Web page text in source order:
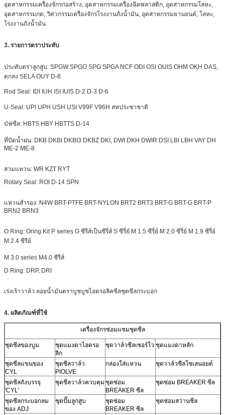
อุตสาหกรรมเครื่องจักรก่อสร้าง, อุตสาหกรรมเครื่องฉีดพลาสติก, อุตสาหกรรมโลหะ,
อุตสาหกรรมกด, วิศวกรรมเครื่องจักรโรงงานถังน้ำมัน, อุตสาหกรรมยานยนต์, โลหะ,
โรงงานถังน้ำมัน
3. รายการตราประทับ
ประทับตราลูกสูบ: SPGW SPGO SPG SPGA NCF ODI OSI OUIS OHM OKH DAS,
ตกลง SELA OUY D-8
Rod Seal: IDI IUH ISI IUIS D-2 D-3 D-6
U-Seal: UPI UPH USH USI V99F V96H สหประชาชาติ
บัฟซีล: HBTS HBY HBTTS D-14
ที่ปัดน้ำฝน: DKB DKBI DKBI3 DKBZ DKI, DWI DKH DWIR DSI LBI LBH VAY DH
ME-2 ME-8
สวมแหวน: WR KZT RYT
Rotary Seal: ROI D-14 SPN
แหวนสำรอง: N4W BRT-PTFE BRT-NYLON BRT2 BRT3 BRT-G BRT-G BRT-P
BRN2 BRN3
O Ring: Oring Kit P series G ซีรีส์เป็นซีรี่ส์ S ซีรี่ย์ M 1.5 ซีรี่ย์ M 2.0 ซีรี่ย์ M 1.9 ซีรี่ย์
M 2.4 ซีรีย์
M 3.0 series M4.0 ซีรีส์
D Ring: DRP, DRI
เร่งเร้าวาล์ว ลอยน้ำมันตราบูชบูชไฮดรอลิคซีลชุดซีลกระบอก
4. ผลิตภัณฑ์ที่ใช้
เครื่องจักรซ่อมแซมชุดซีล
ชุดซีลของบูม
ชุดแมงดาไฮดรอ
ลิก
ชุดวาล์วซีลเซอร์โว ชุดแมงดาหลัก
ชุดซีลแขนของ
CYL
ชุดซีลวาล์ว
PIOLVE
กล่องใส่แหวน ชุดวาล์วซีลโซเลนอยด์
ชุดซีลถังบรรจุ
'CYL'
ชุดซีลวาล์วควบคุม ชุดซ่อม
BREAKER ซีล
ชุดซ่อม BREAKER ซีล
ชุดซีลกระบอกลม
ของ ADJ
ชุดปั๊มลูกสูบ
ชุดซ่อม
BREAKER ซีล
ชุดซ่อมสว่านซีล